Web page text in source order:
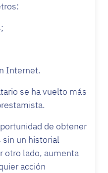
Internet.
se ha vuelto más
de obtener
sin un historial
otro lado, aumenta
acción